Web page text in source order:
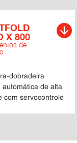
X 800
de